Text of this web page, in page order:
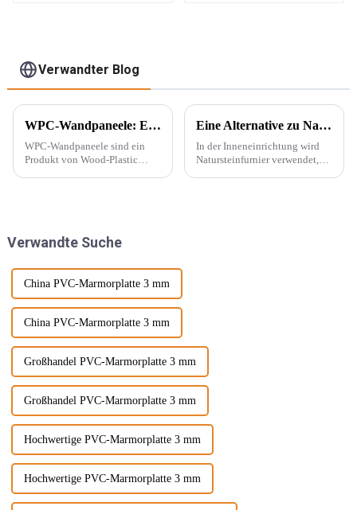
Verwandter Blog
WPC-Wandpaneele: Ein neuer Baustofftyp
WPC-Wandpaneele sind ein
Produkt von Wood-Plastic
und wird mit ... gemischt.
Eine Alternative zu Naturstein – PU-Stein
In der Inneneinrichtung wird
Natursteinfurnier verwendet,
Verwandte Suche
China PVC-Marmorplatte 3 mm
China PVC-Marmorplatte 3 mm
Großhandel PVC-Marmorplatte 3 mm
Großhandel PVC-Marmorplatte 3 mm
Hochwertige PVC-Marmorplatte 3 mm
Hochwertige PVC-Marmorplatte 3 mm